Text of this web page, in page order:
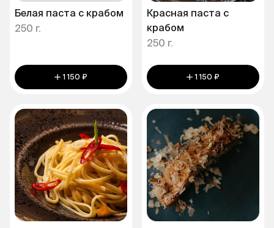
Белая паста с крабом
250 г.
1 150 ₽
Красная паста с
крабом
250 г.
1 150 ₽